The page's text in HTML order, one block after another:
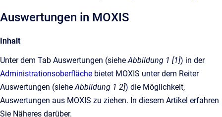
Auswertungen in MOXIS
Inhalt
Unter dem Tab Auswertungen (sieheAbbildung 1 [1]) in der
Administrationsoberfläche bietet MOXIS unter dem Reiter
Auswertungen (sieheAbbildung 1 2]) die Möglichkeit,
Auswertungen aus MOXIS zu ziehen. In diesem Artikel erfahren
Sie Näheres darüber.